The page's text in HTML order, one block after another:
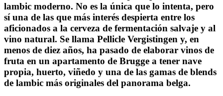
lambic moderno. No es la única que lo intenta, pero
sí una de las que más interés despierta entre los
aficionados a la cerveza de fermentación salvaje y al
vino natural. Se llama Pellicle Vergistingen y, en
menos de diez años, ha pasado de elaborar vinos de
fruta en un apartamento de Brugge a tener nave
propia, huerto, viñedo y una de las gamas de blends
de lambic más originales del panorama belga.